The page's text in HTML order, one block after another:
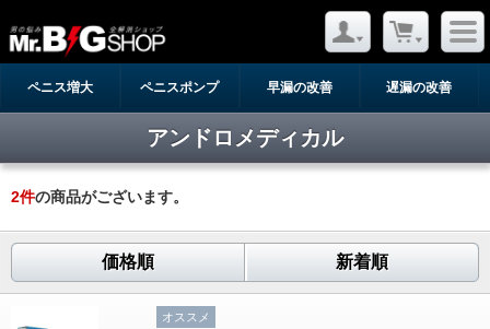
ペニス増大 ペニスポンプ 早漏の改善 遅漏の改善
アンドロメディカル
2件の商品がございます。
価格順 新着順
オススメ